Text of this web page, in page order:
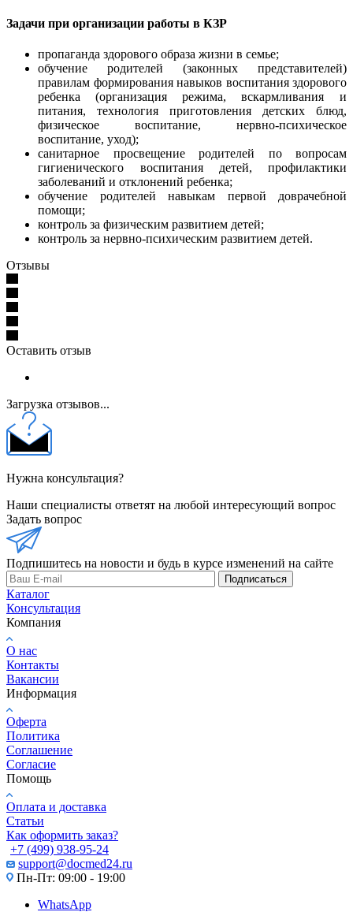
Задачи при организации работы в КЗР
пропаганда здорового образа жизни в семье;
обучение родителей (законных представителей)
правилам формирования навыков воспитания здорового
ребенка (организация режима, вскармливания и
питания, технология приготовления детских блюд,
физическое воспитание, нервно-психическое
воспитание, уход);
санитарное просвещение родителей по вопросам
гигиенического воспитания детей, профилактики
заболеваний и отклонений ребенка;
обучение родителей навыкам первой доврачебной
помощи;
контроль за физическим развитием детей;
контроль за нервно-психическим развитием детей.
Отзывы
Оставить отзыв
Загрузка отзывов...
Нужна консультация?
Наши специалисты ответят на любой интересующий вопрос
Задать вопрос
Подпишитесь на новости и будь в курсе изменений на сайте
Подписаться
Каталог
Консультация
Компания
О нас
Контакты
Вакансии
Информация
Оферта
Политика
Соглашение
Согласие
Помощь
Оплата и доставка
Статьи
Как оформить заказ?
+7 (499) 938-95-24
support@docmed24.ru
Пн-Пт: 09:00 - 19:00
WhatsApp